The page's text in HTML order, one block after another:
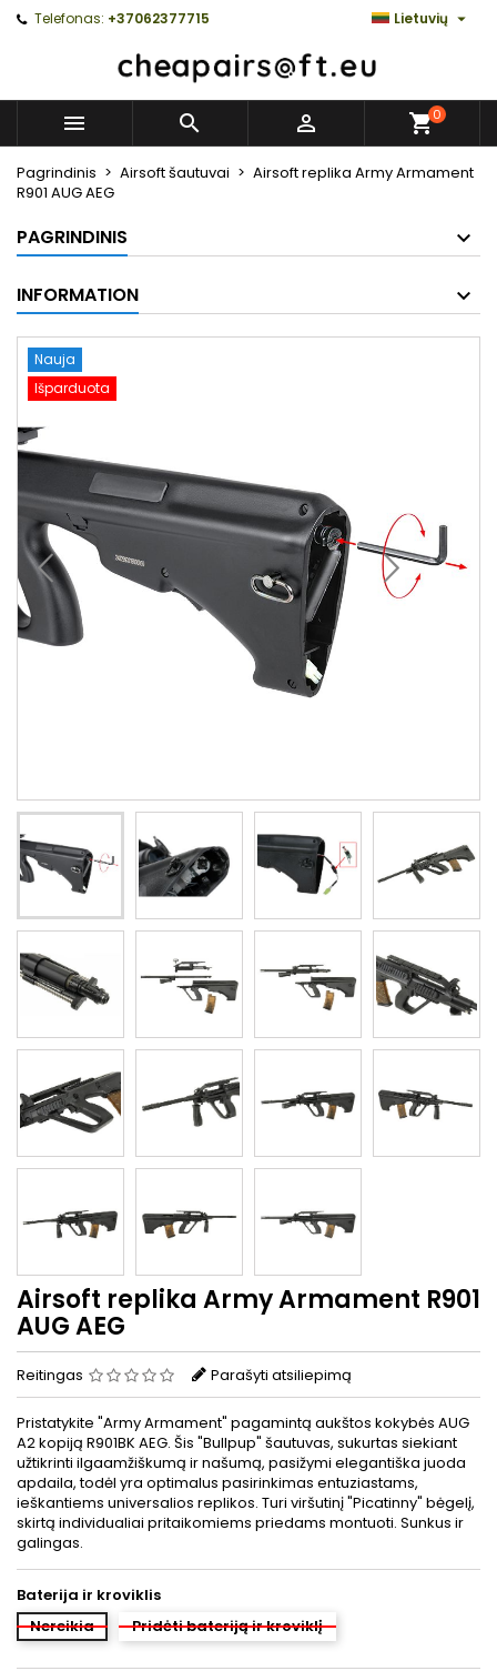
Telefonas: +37062377715 Lietuvių 
   0
Pagrindinis Airsoft šautuvai
Airsoft replika Army Armament
R901 AUG AEG
PAGRINDINIS
INFORMATION
Nauja
Išparduota
Airsoft replika Army Armament R901
AUG AEG
Reitingas Parašyti atsiliepimą
Pristatykite "Army Armament" pagamintą aukštos kokybės AUG
A2 kopiją R901BK AEG. Šis "Bullpup" šautuvas, sukurtas siekiant
užtikrinti ilgaamžiškumą ir našumą, pasižymi elegantiška juoda
apdaila, todėl yra optimalus pasirinkimas entuziastams,
ieškantiems universalios replikos. Turi viršutinį "Picatinny" bėgelį,
skirtą individualiai pritaikomiems priedams montuoti. Sunkus ir
galingas.
Baterija ir kroviklis
Nereikia
Pridėti bateriją ir kroviklį